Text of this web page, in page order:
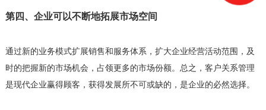
第四、企业可以不断地拓展市场空间
通过新的业务模式扩展销售和服务体系，扩大企业经营活动范围，及
时的把握新的市场机会，占领更多的市场份额。总之，客户关系管理
是现代企业赢得顾客，获得发展所不可或缺的，是企业的必然选择。